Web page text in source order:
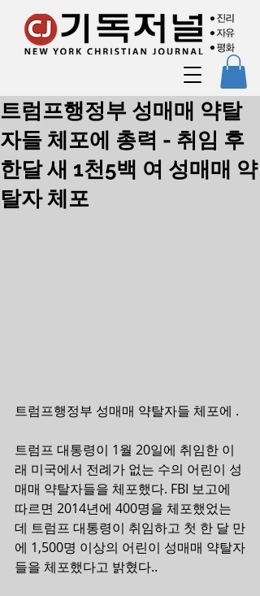
트럼프행정부 성매매 약탈
자들 체포에 총력 - 취임 후
한달 새 1천5백 여 성매매 약
탈자 체포
트럼프행정부 성매매 약탈자들 체포에 .
트럼프 대통령이 1월 20일에 취임한 이
래 미국에서 전례가 없는 수의 어린이 성
매매 약탈자들을 체포했다. FBI 보고에
따르면 2014년에 400명을 체포했었는
데 트럼프 대통령이 취임하고 첫 한 달 만
에 1,500명 이상의 어린이 성매매 약탈자
들을 체포했다고 밝혔다..